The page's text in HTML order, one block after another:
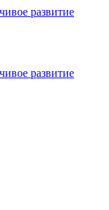
развитие
развитие